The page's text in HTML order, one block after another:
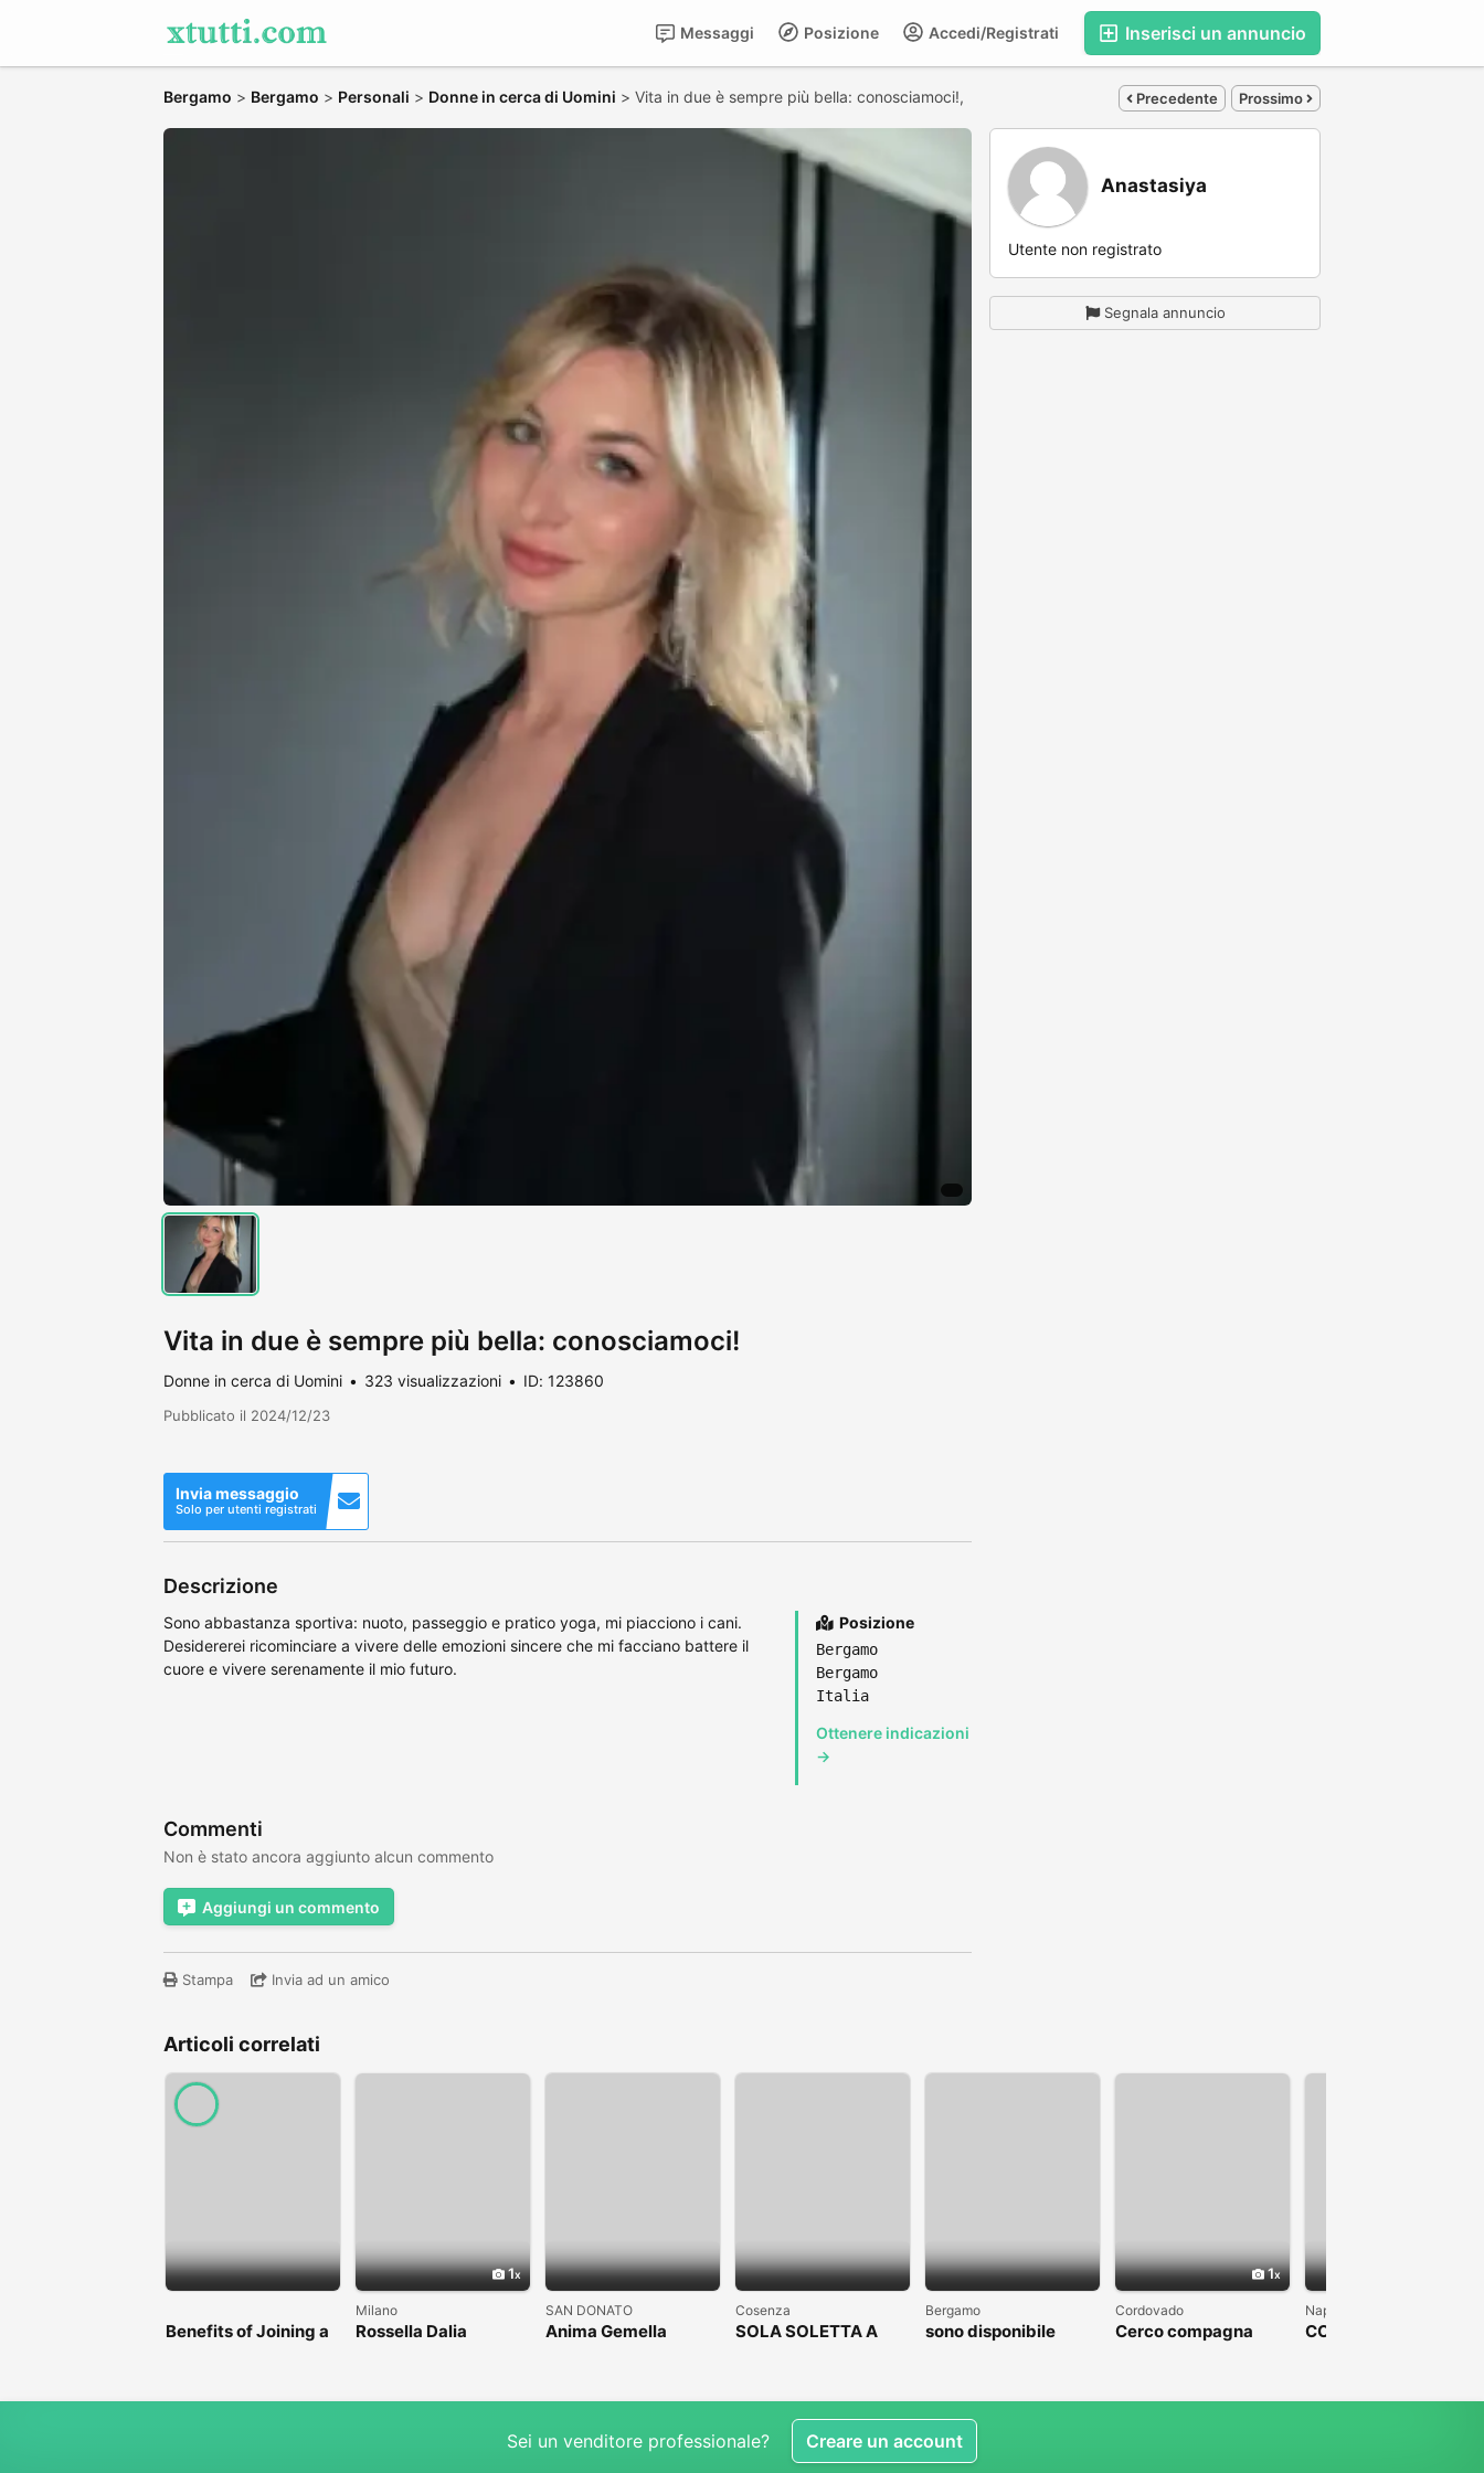
Inserisci un annuncio
Accedi/Registrati
Posizione
Messaggi
Bergamo > Bergamo > Personali > Donne in cerca di Uomini > Vita in due è sempre più bella: conosciamoci!, Precedente Prossimo
Vita in due è sempre più bella: conosciamoci!
Donne in cerca di Uomini 323 visualizzazioni ID: 123860
Pubblicato il 2024/12/23
Invia messaggio
Solo per utenti registrati
Descrizione
Sono abbastanza sportiva: nuoto, passeggio e pratico yoga, mi piacciono i cani.
Desidererei ricominciare a vivere delle emozioni sincere che mi facciano battere il
cuore e vivere serenamente il mio futuro.
Posizione
Bergamo
Bergamo
Italia
Ottenere indicazioni
→
Commenti
Non è stato ancora aggiunto alcun commento
Aggiungi un commento
Stampa Invia ad un amico
Anastasiya
Utente non registrato
Segnala annuncio
Articoli correlati
Benefits of Joining a
1
Milano
Rossella Dalia
SAN DONATO
Anima Gemella
Cosenza
SOLA SOLETTA A
Bergamo
sono disponibile
1
Cordovado
Cerco compagna
Napoli
COLPO DI FULMINE
Sei un venditore professionale? Creare un account